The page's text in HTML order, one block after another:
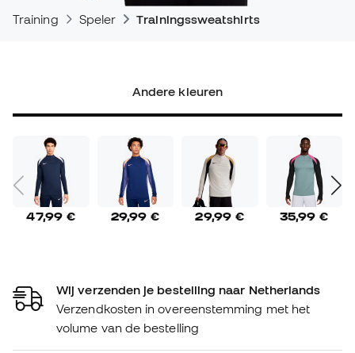
Training Speler Trainingssweatshirts
Andere kleuren
47,99 € 29,99 € 29,99 € 35,99 €
Wij verzenden je bestelling naar Netherlands
Verzendkosten in overeenstemming met het
volume van de bestelling